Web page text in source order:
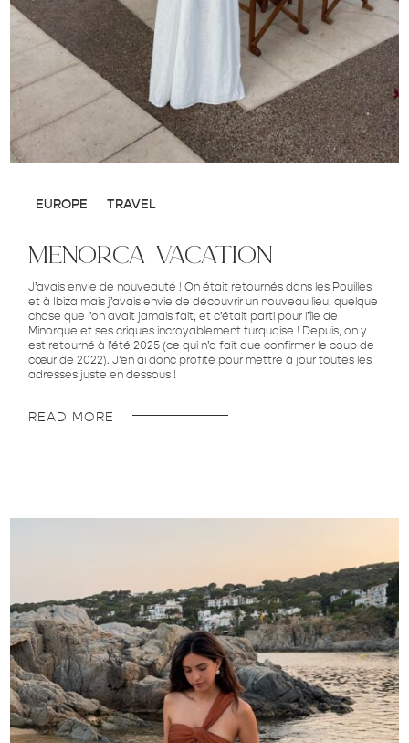
EUROPE TRAVEL
menorca vacation
J’avais envie de nouveauté ! On était retournés dans les Pouilles
et à Ibiza mais j’avais envie de découvrir un nouveau lieu, quelque
chose que l’on avait jamais fait, et c’était parti pour l’île de
Minorque et ses criques incroyablement turquoise ! Depuis, on y
est retourné à l’été 2025 (ce qui n’a fait que confirmer le coup de
cœur de 2022). J’en ai donc profité pour mettre à jour toutes les
adresses juste en dessous !
READ MORE